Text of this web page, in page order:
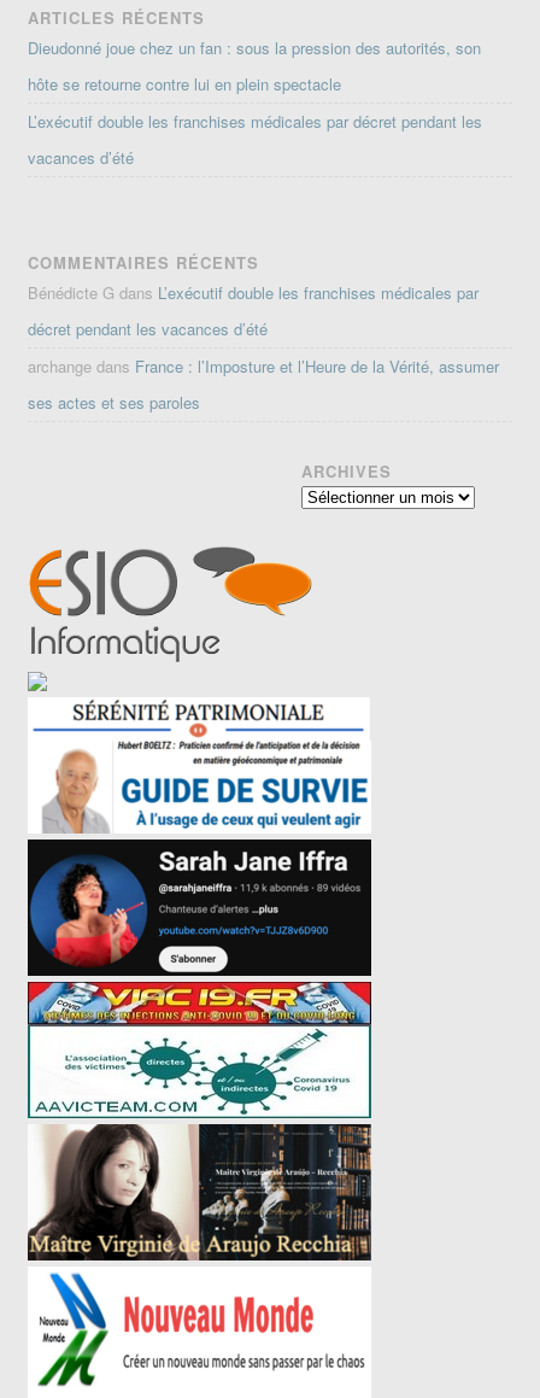
ARTICLES RÉCENTS
Dieudonné joue chez un fan : sous la pression des autorités, son
hôte se retourne contre lui en plein spectacle
L’exécutif double les franchises médicales par décret pendant les
vacances d’été
COMMENTAIRES RÉCENTS
Bénédicte G dans L’exécutif double les franchises médicales par
décret pendant les vacances d’été
archange dans France : l’Imposture et l’Heure de la Vérité, assumer
ses actes et ses paroles
ARCHIVES
Archives